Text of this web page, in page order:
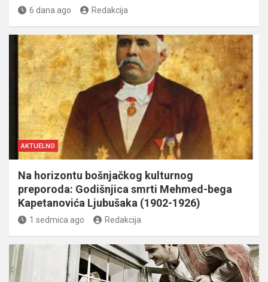
6 dana ago Redakcija
AKTUELNO
Na horizontu bošnjačkog kulturnog
preporoda: Godišnjica smrti Mehmed-bega
Kapetanovića Ljubušaka (1902-1926)
1 sedmica ago Redakcija